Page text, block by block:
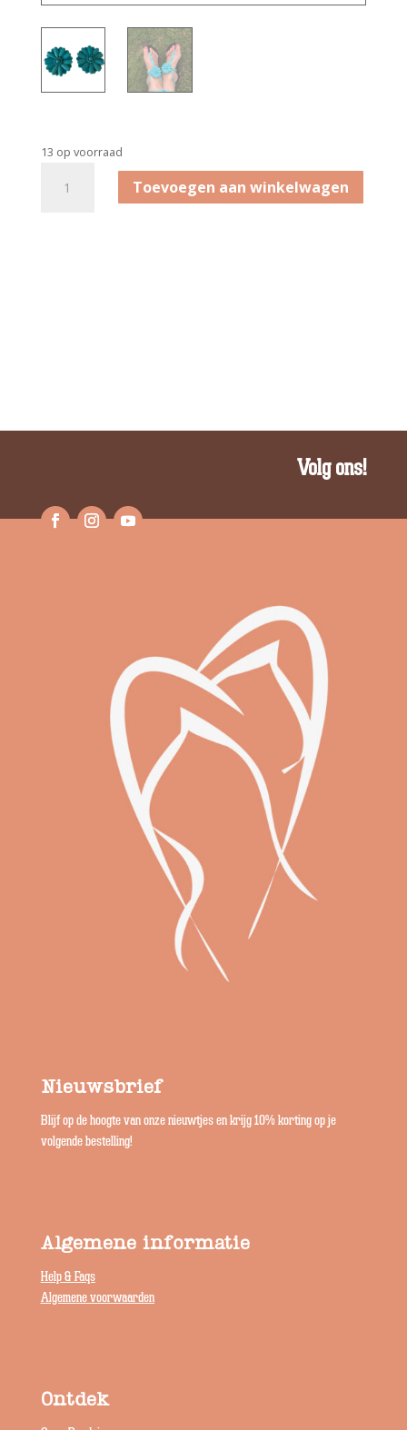
13 op voorraad
Flowers
Toevoegen aan winkelwagen
Volg ons!
Nieuwsbrief
Blijf op de hoogte van onze nieuwtjes en krijg 10% korting op je
volgende bestelling!
Algemene informatie
Help & Faqs
Algemene voorwaarden
Ontdek